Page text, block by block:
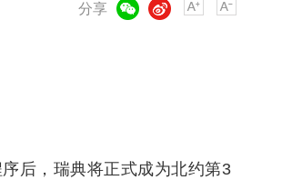
分享
微博
后，瑞典将正式成为北约第3